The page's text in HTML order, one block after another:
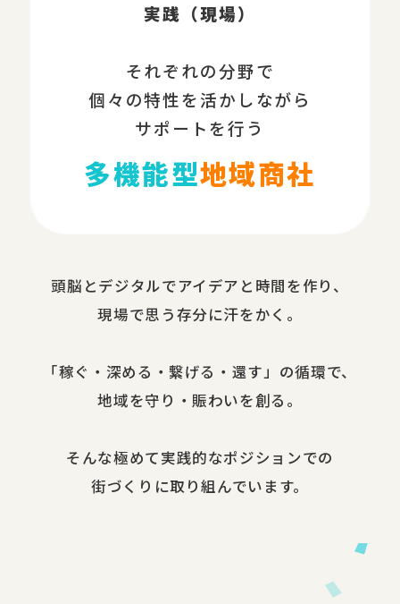
実践（現場）
それぞれの分野で
個々の特性を活かしながら
サポートを行う
多機能型地域商社
頭脳と​デジタルで​アイデアと​時間を​作り、​
現場で​思う​存分に​汗を​かく。
​「稼ぐ・​深める​・繋げる・還す」の​循環で、​
地域を​守り・​賑わいを​創る。
​そんな​極めて​実践的な​ポジションでの​
街づくりに​取り組んでいます。​